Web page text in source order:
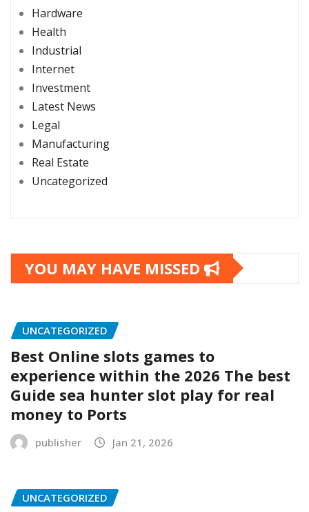
Hardware
Health
Industrial
Internet
Investment
Latest News
Legal
Manufacturing
Real Estate
Uncategorized
YOU MAY HAVE MISSED
UNCATEGORIZED
Best Online slots games to
experience within the 2026 The best
Guide sea hunter slot play for real
money to Ports
publisher Jan 21, 2026
UNCATEGORIZED